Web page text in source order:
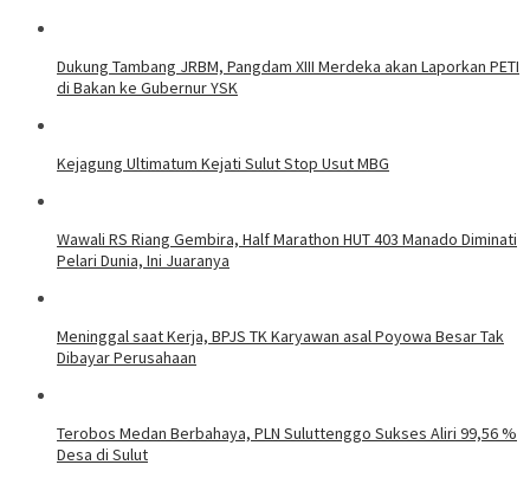
Dukung Tambang JRBM, Pangdam XIII Merdeka akan Laporkan PETI
di Bakan ke Gubernur YSK
Kejagung Ultimatum Kejati Sulut Stop Usut MBG
Wawali RS Riang Gembira, Half Marathon HUT 403 Manado Diminati
Pelari Dunia, Ini Juaranya
Meninggal saat Kerja, BPJS TK Karyawan asal Poyowa Besar Tak
Dibayar Perusahaan
Terobos Medan Berbahaya, PLN Suluttenggo Sukses Aliri 99,56 %
Desa di Sulut